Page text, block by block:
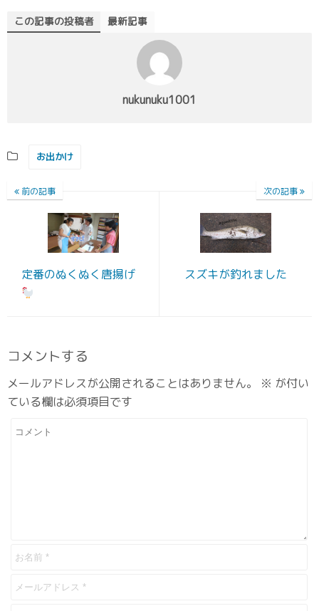
この記事の投稿者 最新記事
nukunuku1001
お出かけ
前の記事
定番のぬくぬく唐揚げ
次の記事
スズキが釣れました
コメントする
メールアドレスが公開されることはありません。 ※ が付い
ている欄は必須項目です